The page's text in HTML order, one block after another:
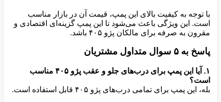
با توجه به کیفیت بالای این پمپ، قیمت آن در بازار مناسب
است. این ویژگی باعث می‌شود تا این پمپ گزینه‌ای اقتصادی و
مقرون به صرفه برای مالکان پژو ۴۰۵ باشد.
پاسخ به ۵ سوال متداول مشتریان
۱. آیا این پمپ برای درب‌های جلو و عقب پژو ۴۰۵ مناسب
است؟
بله، این پمپ برای تمامی درب‌های پژو ۴۰۵ قابل استفاده است.